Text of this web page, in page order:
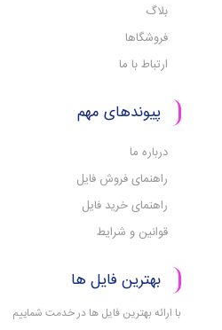
بلاگ
فروشگاها
ارتباط با ما
پیوندهای مهم
درباره ما
راهنمای فروش فایل
راهنمای خرید فایل
قوانین و شرایط
بهترین فایل ها
با ارائه بهترین فایل ها در خدمت شماییم